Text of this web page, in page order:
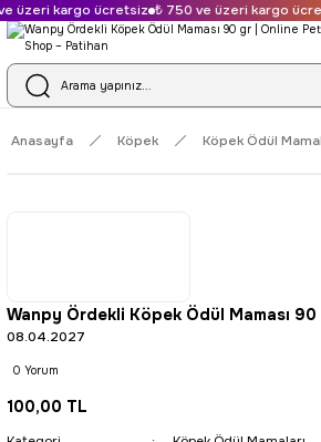
üzeri kargo ücretsiz ₺ 750 ve üzeri kargo
Anasayfa Köpek Köpek Ödül
Wanpy Ördekli Köpek Ödül Maması 90
08.04.2027
0 Yorum
100,00 TL